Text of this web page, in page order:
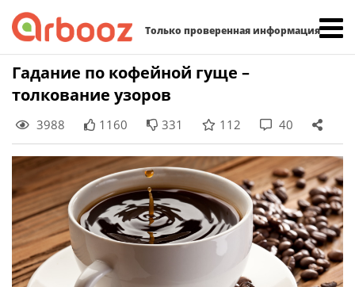
Только проверенная информация
Skip
Гадание по кофейной гуще –
толкование узоров
3988 1160 331 112 40
Найти: